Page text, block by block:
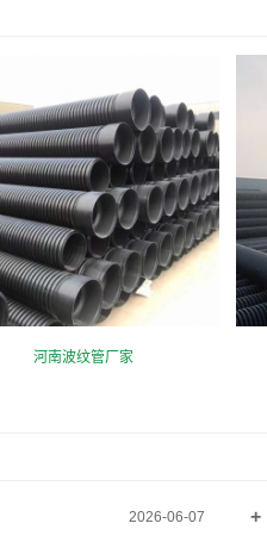
河南波纹管厂家
2026-06-07